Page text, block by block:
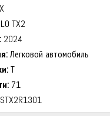
TX2
2024
Легковой автомобиль
T
71